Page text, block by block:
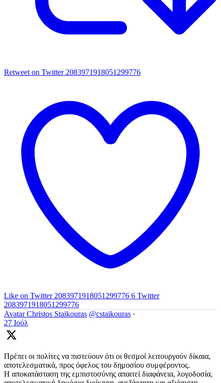
Retweet on Twitter 2083971918051299776
Like on Twitter 2083971918051299776 6 Twitter
2083971918051299776
Avatar Christos Staikouras @cstaikouras ·
27 Ιούλ
Πρέπει οι πολίτες να πιστεύουν ότι οι θεσμοί λειτουργούν δίκαια,
αποτελεσματικά, προς όφελος του δημοσίου συμφέροντος.
Η αποκατάσταση της εμπιστοσύνης απαιτεί διαφάνεια, λογοδοσία,